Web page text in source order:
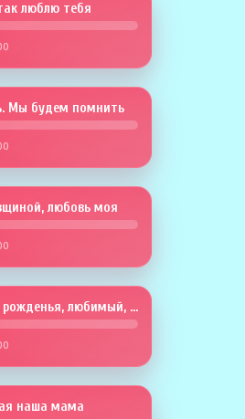
люблю тебя
Мы будем помнить
любовь моя
С Днем рожденья, любимый, тебя
наша мама